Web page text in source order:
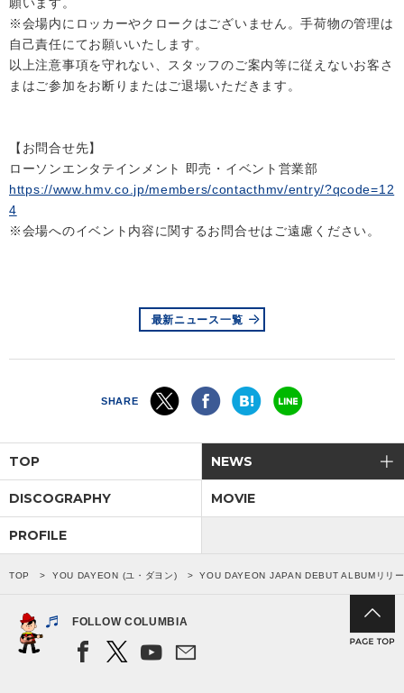
※会場内にロッカーやクロークはございません。手荷物の管理は
自己責任にてお願いいたします。
以上注意事項を守れない、スタッフのご案内等に従えないお客さ
まはご参加をお断りまたはご退場いただきます。
【お問合せ先】
ローソンエンタテインメント 即売・イベント営業部
https://www.hmv.co.jp/members/contacthmv/entry/?qcode=12
4
※会場へのイベント内容に関するお問合せはご遠慮ください。
最新ニュース一覧
SHARE
TOP NEWS
DISCOGRAPHY MOVIE
PROFILE
TOP YOU DAYEON (ユ・ダヨン) YOU DAYEON JAPAN DEBUT ALBUMリリ
FOLLOW COLUMBIA